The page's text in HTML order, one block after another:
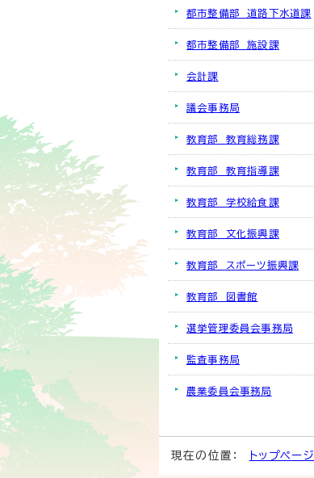
都市整備部 道路下水道課
都市整備部 施設課
会計課
議会事務局
教育部 教育総務課
教育部 教育指導課
教育部 学校給食課
教育部 文化振興課
教育部 スポーツ振興課
教育部 図書館
選挙管理委員会事務局
監査事務局
農業委員会事務局
現在の位置： トップページ